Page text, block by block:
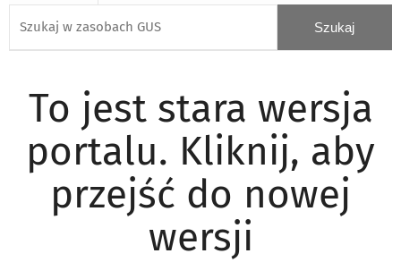
To jest stara wersja
portalu. Kliknij, aby
przejść do nowej
wersji